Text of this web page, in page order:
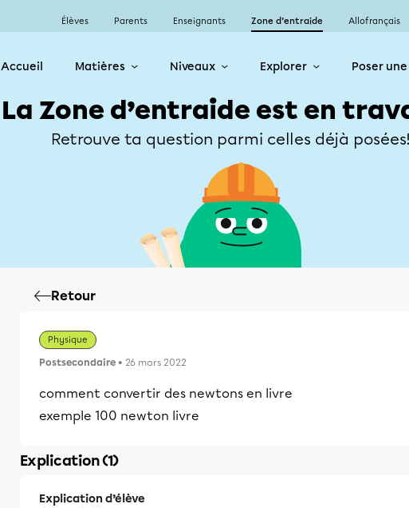
Élèves Parents Enseignants Zone d’entraide Allofrançais
Accueil Matières Niveaux Explorer Poser
La Zone d’entraide est en
Retrouve ta question parmi celles déjà
Retour
Physique
Postsecondaire • 26 mars 2022
comment convertir des newtons en livre
exemple 100 newton livre
Explication (1)
Explication d’élève